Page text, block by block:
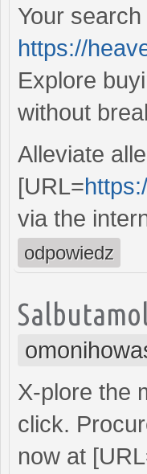
Your
https://
Explore
without
Alleviate
[URL=
via the
odpowiedz
X-plore the
click.
now at